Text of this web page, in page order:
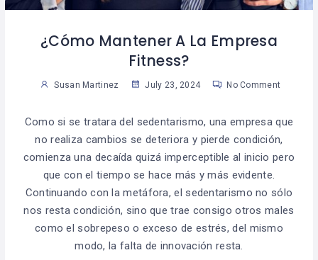
¿Cómo Mantener A La Empresa
Fitness?
Susan Martinez July 23, 2024 No Comment
Como si se tratara del sedentarismo, una empresa que
no realiza cambios se deteriora y pierde condición,
comienza una decaída quizá imperceptible al inicio pero
que con el tiempo se hace más y más evidente.
Continuando con la metáfora, el sedentarismo no sólo
nos resta condición, sino que trae consigo otros males
como el sobrepeso o exceso de estrés, del mismo
modo, la falta de innovación resta.